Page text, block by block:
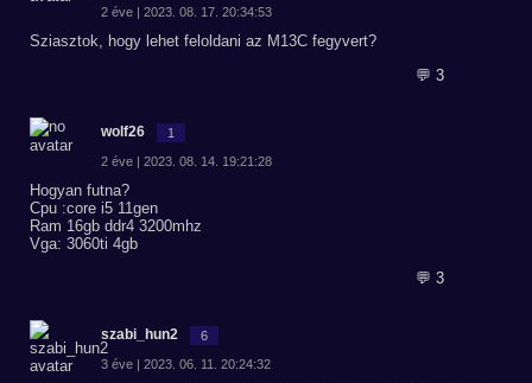
2 éve | 2023. 08. 17. 20:34:53
Sziasztok, hogy lehet feloldani az M13C fegyvert?
💬 3
wolf26 1
2 éve | 2023. 08. 14. 19:21:28
Hogyan futna?
Cpu :core i5 11gen
Ram 16gb ddr4 3200mhz
Vga: 3060ti 4gb
💬 3
szabi_hun2 6
3 éve | 2023. 06. 11. 20:24:32